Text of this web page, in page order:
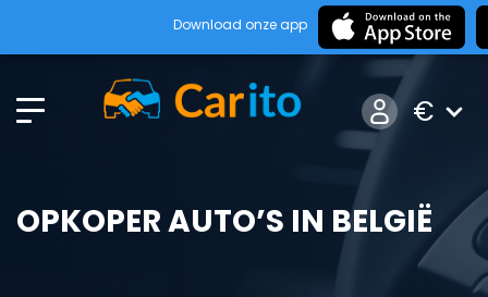
Download onze app
€
OPKOPER AUTO’S IN BELGIË